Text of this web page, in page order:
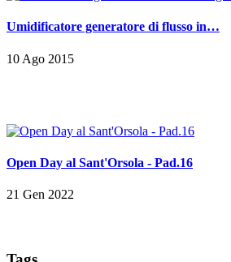
Umidificatore generatore di flusso in…
10 Ago 2015
Open Day al Sant'Orsola - Pad.16
21 Gen 2022